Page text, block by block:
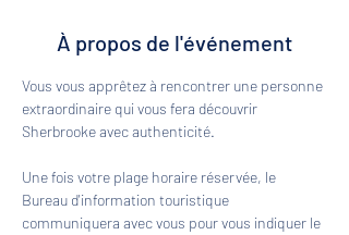
À propos de l'événement
Vous vous apprêtez à rencontrer une personne
extraordinaire qui vous fera découvrir
Sherbrooke avec authenticité.
Une fois votre plage horaire réservée, le
Bureau d'information touristique
communiquera avec vous pour vous indiquer le